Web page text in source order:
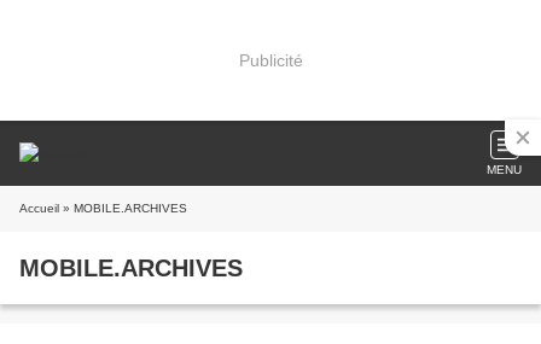
Publicité
MENU
Accueil » MOBILE.ARCHIVES
MOBILE.ARCHIVES